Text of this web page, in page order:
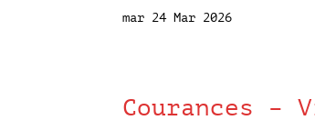
mar 24 Mar 2026
Courances –